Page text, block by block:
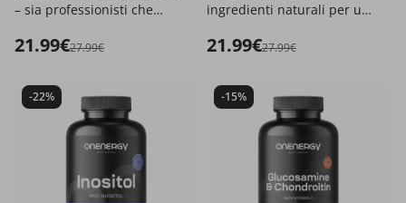
– sia professionisti che
21.99€27.99€
ingredienti naturali per un
dell'organismo.
21.99€27.99€
-22% -15%